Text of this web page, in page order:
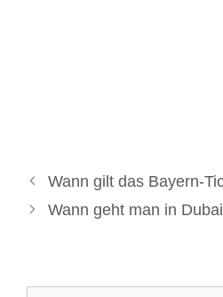
Wann gilt das Bayern-
Wann geht man in